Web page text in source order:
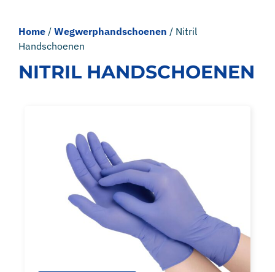
Home / Wegwerphandschoenen / Nitril
Handschoenen
NITRIL HANDSCHOENEN